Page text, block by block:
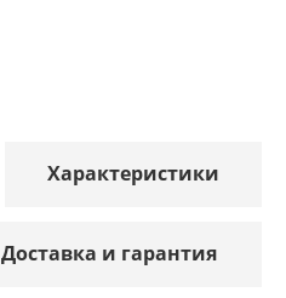
Характеристики
Доставка и гарантия